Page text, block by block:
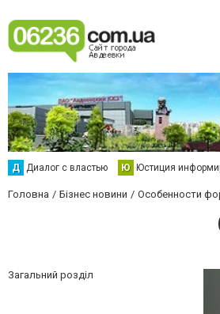
Д Диалог с властью Ю Юстиция
Головна Бізнес новини Особенности
Загальний розділ